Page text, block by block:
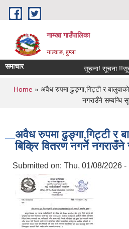
Skip to main content
नाम्खा गाउँपालिका
याल्वाङ, हुम्ला
समाचार सूचना! सूचना
You are here
Home» अवैध रुपमा ढुङ्गा,गिट्टी र
नगराउँने सम्बन्धि
अवैध रुपमा ढुङ्गा,गिट्टी र
बिक्रि वितरण नगर्ने
Submitted on: Thu, 01/08/2026 -